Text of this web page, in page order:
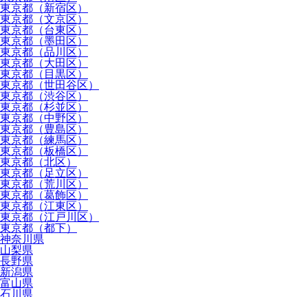
東京都（新宿区）
東京都（文京区）
東京都（台東区）
東京都（墨田区）
東京都（品川区）
東京都（大田区）
東京都（目黒区）
東京都（世田谷区）
東京都（渋谷区）
東京都（杉並区）
東京都（中野区）
東京都（豊島区）
東京都（練馬区）
東京都（板橋区）
東京都（北区）
東京都（足立区）
東京都（荒川区）
東京都（葛飾区）
東京都（江東区）
東京都（江戸川区）
東京都（都下）
神奈川県
山梨県
長野県
新潟県
富山県
石川県